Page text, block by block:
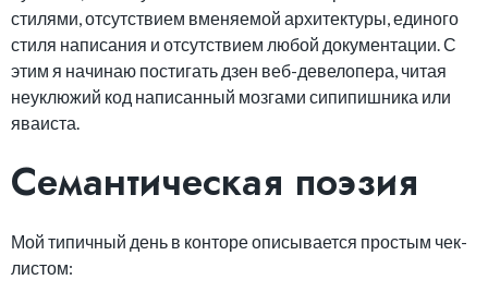
стилями, отсутствием вменяемой архитектуры, единого
стиля написания и отсутствием любой документации. С
этим я начинаю постигать дзен веб-девелопера, читая
неуклюжий код написанный мозгами сипипишника или
яваиста.
Семантическая поэзия
Мой типичный день в конторе описывается простым чек-
листом: